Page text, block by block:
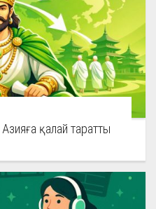
қалай таратты